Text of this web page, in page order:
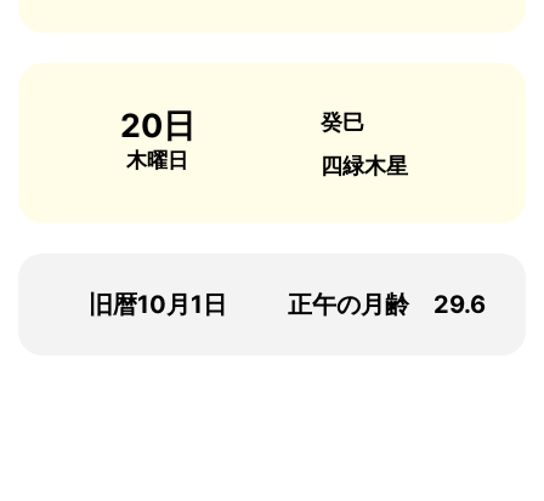
20日
木曜日
癸巳
四緑木星
旧暦10月1日 正午の月齢 29.6